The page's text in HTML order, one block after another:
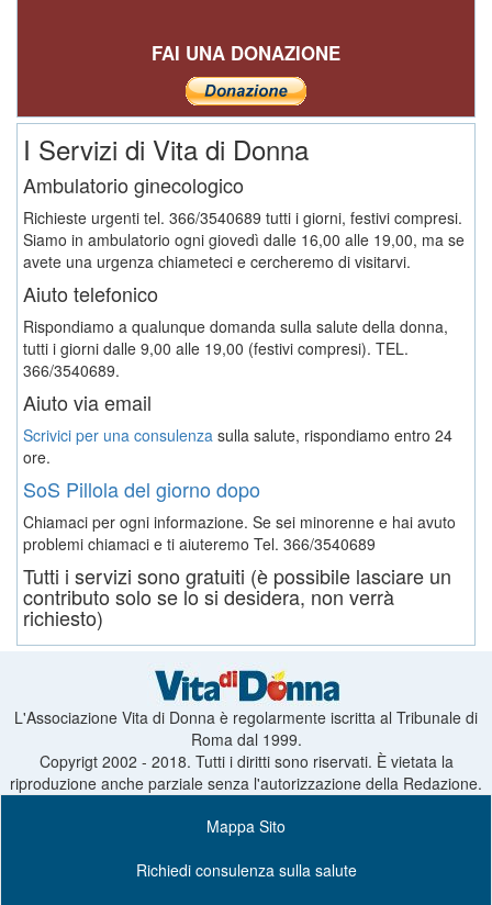
FAI UNA DONAZIONE
I Servizi di Vita di Donna
Ambulatorio ginecologico
Richieste urgenti tel. 366/3540689 tutti i giorni, festivi compresi.
Siamo in ambulatorio ogni giovedì dalle 16,00 alle 19,00, ma se
avete una urgenza chiameteci e cercheremo di visitarvi.
Aiuto telefonico
Rispondiamo a qualunque domanda sulla salute della donna,
tutti i giorni dalle 9,00 alle 19,00 (festivi compresi). TEL.
366/3540689.
Aiuto via email
Scrivici per una consulenza sulla salute, rispondiamo entro 24
ore.
SoS Pillola del giorno dopo
Chiamaci per ogni informazione. Se sei minorenne e hai avuto
problemi chiamaci e ti aiuteremo Tel. 366/3540689
Tutti i servizi sono gratuiti (è possibile lasciare un
contributo solo se lo si desidera, non verrà
richiesto)
L'Associazione Vita di Donna è regolarmente iscritta al Tribunale di
Roma dal 1999.
Copyrigt 2002 - 2018. Tutti i diritti sono riservati. È vietata la
riproduzione anche parziale senza l'autorizzazione della Redazione.
Mappa Sito
Richiedi consulenza sulla salute